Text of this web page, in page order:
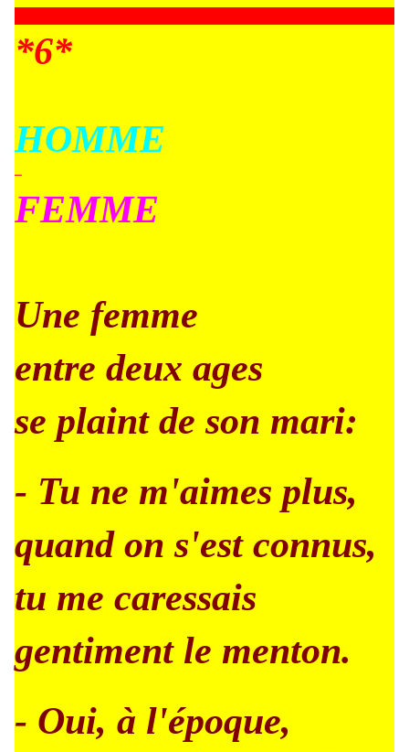
*6*
HOMME
–
FEMME
Une femme
entre deux ages
se plaint de son mari:
- Tu ne m'aimes plus,
quand on s'est connus,
tu me caressais
gentiment le menton.
- Oui, à l'époque,